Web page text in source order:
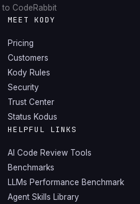
CodeRabbit
MEET KODY
Pricing
Customers
Kody Rules
Security
Trust Center
Status Kodus
HELPFUL LINKS
AI Code Review Tools
Benchmarks
LLMs Performance Benchmark
Agent Skills Library